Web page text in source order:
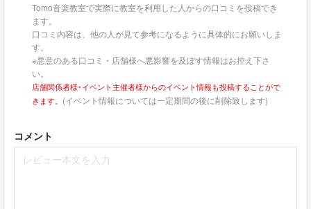
Tomo音楽教室で実際に教室を利用した人からの口コミを投稿でき
ます。
口コミ内容は、他の人が見て参考になるように具体的にお願いしま
す。
※悪意のある口コミ・店舗様へ悪影響を及ぼす情報はお控え下さ
い。
店舗関係者様･イベント主催者様からのイベント情報も投稿することがで
きます。 (イベント情報については一定期間の後に削除致します)
コメント